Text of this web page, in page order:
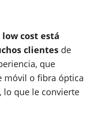
cost está
clientes de
que
móvil o fibra óptica
lo que le convierte